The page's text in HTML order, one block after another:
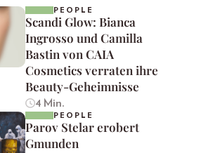
PEOPLE
Scandi Glow: Bianca
Ingrosso und Camilla
Bastin von CAIA
Cosmetics verraten ihre
Beauty-Geheimnisse
4 Min.
PEOPLE
Parov Stelar erobert
Gmunden